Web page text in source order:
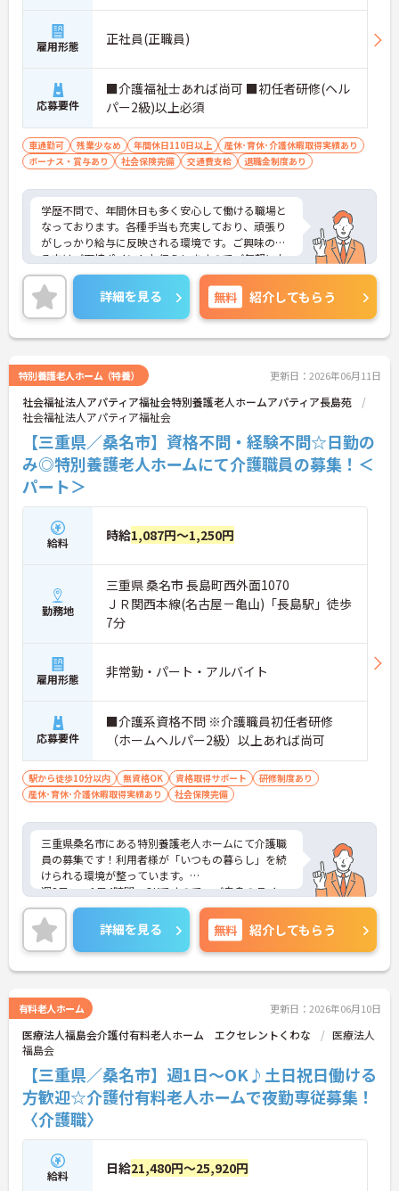
雇用形態 正社員(正職員)
応募要件
■介護福祉士あれば尚可 ■初任者研修(ヘル
パー2級)以上必須
車通勤可 残業少なめ 年間休日110日以上
産休･育休･介護休暇取得実績あり
ボーナス・賞与あり
社会保険完備 交通費支給 退職金制度あり
学歴不問で、年間休日も多く安心して働ける職場と
なっております。各種手当も充実しており、頑張り
がしっかり給与に反映される環境です。ご興味のあ
る方はご面接ポイントお伝えしますのでご気軽にお
問い合わせください。
詳細を見る 無料 紹介してもらう
特別養護老人ホーム（特養） 更新日：2026年06月11日
社会福祉法人アパティア福祉会特別養護老人ホームアパティア長島苑
社会福祉法人アパティア福祉会
【三重県／桑名市】資格不問・経験不問☆日勤の
み◎特別養護老人ホームにて介護職員の募集！＜
パート＞
給料 時給1,087円～1,250円
勤務地
三重県 桑名市 長島町西外面1070
ＪＲ関西本線(名古屋－亀山)「長島駅」徒歩
7分
雇用形態 非常勤・パート・アルバイト
応募要件
■介護系資格不問 ※介護職員初任者研修
（ホームヘルパー2級）以上あれば尚可
駅から徒歩10分以内 無資格OK 資格取得サポート
研修制度あり
産休･育休･介護休暇取得実績あり
社会保険完備
三重県桑名市にある特別養護老人ホームにて介護職
員の募集です！利用者様が「いつもの暮らし」を続
けられる環境が整っています。
週3日～・1日4時間～OKですので、ご自身のライフ
スタイルに合わせて働くことができます◎
ご興味のある方には、面接対策ポイントなど、さら
に詳細をお話しいたしますのでお気軽にご相談くだ
さい！
詳細を見る 無料 紹介してもらう
有料老人ホーム 更新日：2026年06月10日
医療法人福島会介護付有料老人ホーム エクセレントくわな
医療法人
福島会
【三重県／桑名市】週1日～OK♪土日祝日働ける
方歓迎☆介護付有料老人ホームで夜勤専従募集！
〈介護職〉
給料 日給21,480円～25,920円